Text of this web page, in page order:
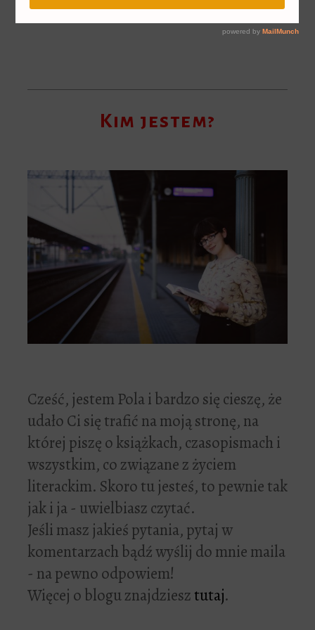
Kim jestem?
Cześć, jestem Pola i bardzo się cieszę, że
udało Ci się trafić na moją stronę, na
której piszę o książkach, czasopismach i
wszystkim, co związane z życiem
literackim. Skoro tu jesteś, to pewnie tak
jak i ja - uwielbiasz czytać.
Jeśli masz jakieś pytania, pytaj w
komentarzach bądź wyślij do mnie maila
- na pewno odpowiem!
Więcej o blogu znajdziesztutaj.